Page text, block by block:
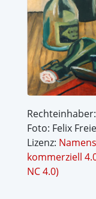
Foto: Felix
Lizenz:
kommerziell
NC 4.0)